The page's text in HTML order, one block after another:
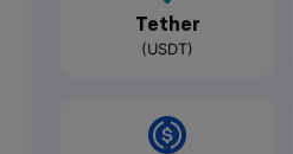
Tether
(USDT)